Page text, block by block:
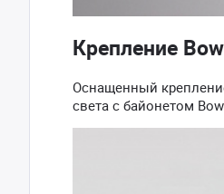
Крепление
Оснащенный
света с байонетом